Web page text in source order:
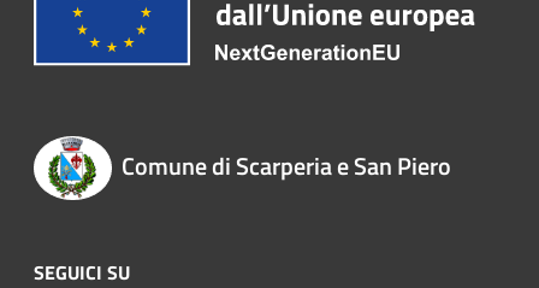
Comune di Scarperia e San Piero
SEGUICI SU